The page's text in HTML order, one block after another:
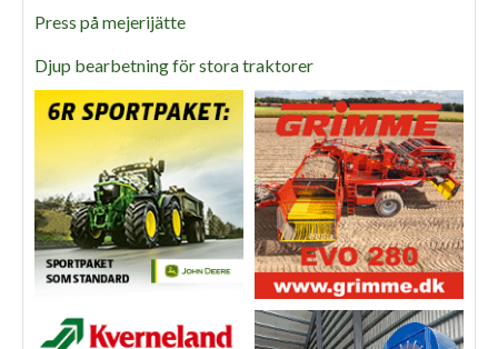
Press på mejerijätte
Djup bearbetning för stora traktorer